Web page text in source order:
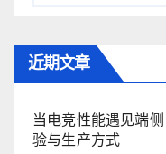
近期文章
当电竞性能遇见端
验与生产方式